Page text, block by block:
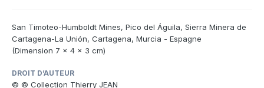
San Timoteo-Humboldt Mines, Pico del Águila, Sierra Minera de
Cartagena-La Unión, Cartagena, Murcia - Espagne
(Dimension 7 x 4 x 3 cm)
DROIT D’AUTEUR
© © Collection Thierry JEAN